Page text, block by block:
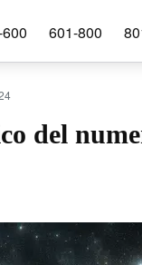
601-800
del